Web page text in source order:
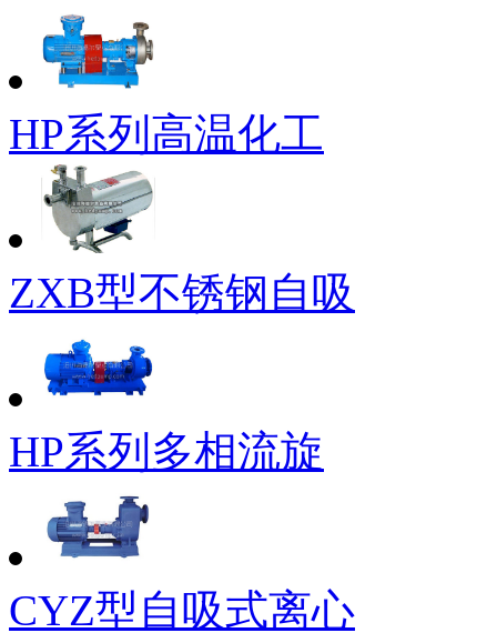
HP系列高温化工
ZXB型不锈钢自吸
HP系列多相流旋
CYZ型自吸式离心